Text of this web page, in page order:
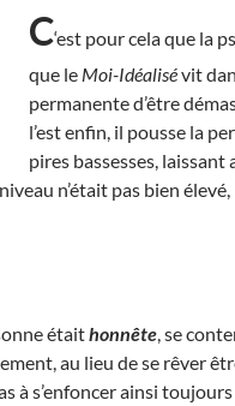
C‘est pour cela que la
que le Moi-Idéalisévit
permanente d’être
l’est enfin, il pousse la
pires bassesses,
n’était pas bien élevé,
étaithonnête , se
au lieu de se rêver
à s’enfoncer ainsi